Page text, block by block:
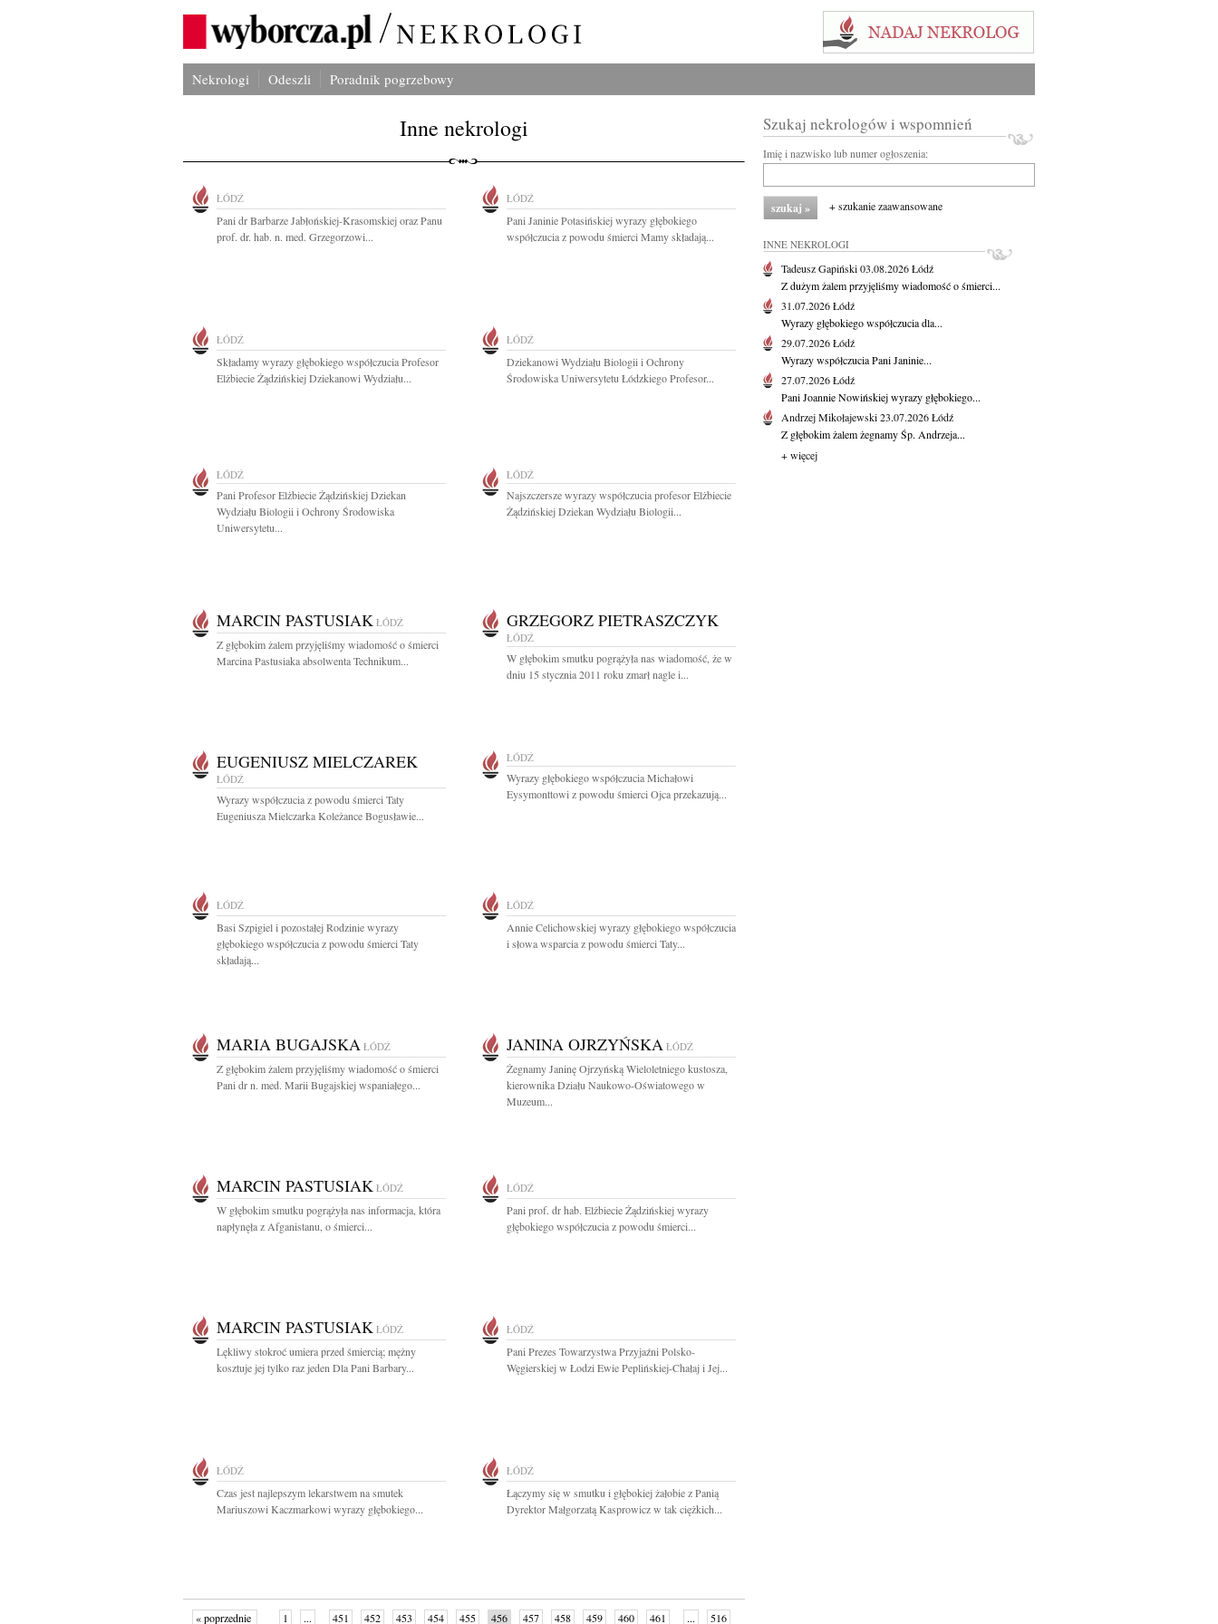
Nekrologi Odeszli Poradnik pogrzebowy
Inne nekrologi
ŁÓDŹ
Pani dr Barbarze Jabłońskiej-Krasomskiej oraz Panu
prof. dr. hab. n. med. Grzegorzowi...
ŁÓDŹ
Pani Janinie Potasińskiej wyrazy głębokiego
współczucia z powodu śmierci Mamy składają...
ŁÓDŹ
Składamy wyrazy głębokiego współczucia Profesor
Elżbiecie Żądzińskiej Dziekanowi Wydziału...
ŁÓDŹ
Dziekanowi Wydziału Biologii i Ochrony
Środowiska Uniwersytetu Łódzkiego Profesor...
ŁÓDŹ
Pani Profesor Elżbiecie Żądzińskiej Dziekan
Wydziału Biologii i Ochrony Środowiska
Uniwersytetu...
ŁÓDŹ
Najszczersze wyrazy współczucia profesor Elżbiecie
Żądzińskiej Dziekan Wydziału Biologii...
MARCIN PASTUSIAK ŁÓDŹ
Z głębokim żalem przyjęliśmy wiadomość o śmierci
Marcina Pastusiaka absolwenta Technikum...
GRZEGORZ PIETRASZCZYK
ŁÓDŹ
W głębokim smutku pogrążyła nas wiadomość, że w
dniu 15 stycznia 2011 roku zmarł nagle i...
EUGENIUSZ MIELCZAREK
ŁÓDŹ
Wyrazy współczucia z powodu śmierci Taty
Eugeniusza Mielczarka Koleżance Bogusławie...
ŁÓDŹ
Wyrazy głębokiego współczucia Michałowi
Eysymonttowi z powodu śmierci Ojca przekazują...
ŁÓDŹ
Basi Szpigiel i pozostałej Rodzinie wyrazy
głębokiego współczucia z powodu śmierci Taty
składają...
ŁÓDŹ
Annie Celichowskiej wyrazy głębokiego współczucia
i słowa wsparcia z powodu śmierci Taty...
MARIA BUGAJSKA ŁÓDŹ
Z głębokim żalem przyjęliśmy wiadomość o śmierci
Pani dr n. med. Marii Bugajskiej wspaniałego...
JANINA OJRZYŃSKA ŁÓDŹ
Żegnamy Janinę Ojrzyńską Wieloletniego kustosza,
kierownika Działu Naukowo-Oświatowego w
Muzeum...
MARCIN PASTUSIAK ŁÓDŹ
W głębokim smutku pogrążyła nas informacja, która
napłynęła z Afganistanu, o śmierci...
ŁÓDŹ
Pani prof. dr hab. Elżbiecie Żądzińskiej wyrazy
głębokiego współczucia z powodu śmierci...
MARCIN PASTUSIAK ŁÓDŹ
Lękliwy stokroć umiera przed śmiercią; mężny
kosztuje jej tylko raz jeden Dla Pani Barbary...
ŁÓDŹ
Pani Prezes Towarzystwa Przyjaźni Polsko-
Węgierskiej w Łodzi Ewie Peplińskiej-Chałaj i Jej...
ŁÓDŹ
Czas jest najlepszym lekarstwem na smutek
Mariuszowi Kaczmarkowi wyrazy głębokiego...
ŁÓDŹ
Łączymy się w smutku i głębokiej żałobie z Panią
Dyrektor Małgorzatą Kasprowicz w tak ciężkich...
« poprzednie 1 ... 451 452 453 454 455 456 457 458 459 460 461 ... 516
Szukaj nekrologów i wspomnień
Imię i nazwisko lub numer ogłoszenia:
+ szukanie zaawansowane
INNE NEKROLOGI
Tadeusz Gapiński03.08.2026Łódź
Z dużym żalem przyjęliśmy wiadomość o śmierci...
31.07.2026Łódź
Wyrazy głębokiego współczucia dla...
29.07.2026Łódź
Wyrazy współczucia Pani Janinie...
27.07.2026Łódź
Pani Joannie Nowińskiej wyrazy głębokiego...
Andrzej Mikołajewski23.07.2026Łódź
Z głębokim żalem żegnamy Śp. Andrzeja...
+ więcej